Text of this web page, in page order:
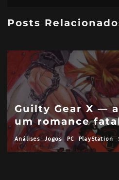
Posts
Guilty Gear X —
um romance
Análises Jogos PC PlayStation